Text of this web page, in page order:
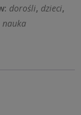
dorośli, dzieci,
nauka